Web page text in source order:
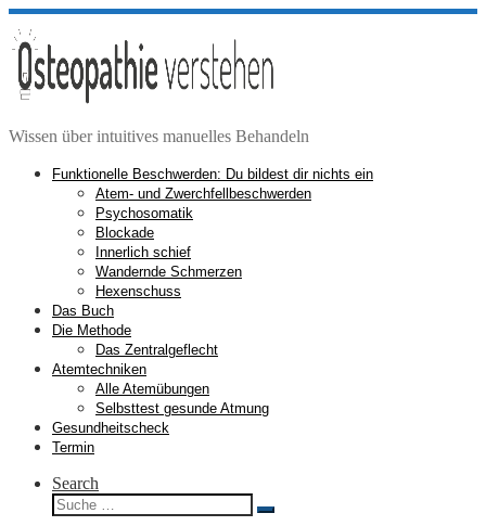
Zum
Inhalt
springen
Wissen über intuitives manuelles Behandeln
Funktionelle Beschwerden: Du bildest dir nichts ein
Atem- und Zwerchfellbeschwerden
Psychosomatik
Blockade
Innerlich schief
Wandernde Schmerzen
Hexenschuss
Das Buch
Die Methode
Das Zentralgeflecht
Atemtechniken
Alle Atemübungen
Selbsttest gesunde Atmung
Gesundheitscheck
Termin
Search
Suche
Suche